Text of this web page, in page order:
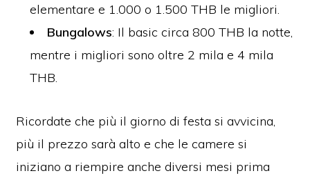
elementare e 1.000 o 1.500 THB le migliori.
Bungalows: Il basic circa 800 THB la notte,
mentre i migliori sono oltre 2 mila e 4 mila
THB.
Ricordate che più il giorno di festa si avvicina,
più il prezzo sarà alto e che le camere si
iniziano a riempire anche diversi mesi prima